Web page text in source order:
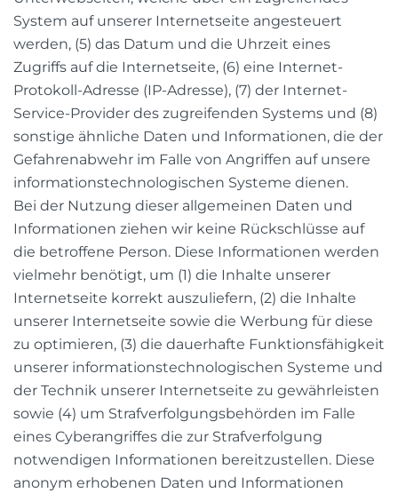
System auf unserer Internetseite angesteuert
werden, (5) das Datum und die Uhrzeit eines
Zugriffs auf die Internetseite, (6) eine Internet-
Protokoll-Adresse (IP-Adresse), (7) der Internet-
Service-Provider des zugreifenden Systems und (8)
sonstige ähnliche Daten und Informationen, die der
Gefahrenabwehr im Falle von Angriffen auf unsere
informationstechnologischen Systeme dienen.
Bei der Nutzung dieser allgemeinen Daten und
Informationen ziehen wir keine Rückschlüsse auf
die betroffene Person. Diese Informationen werden
vielmehr benötigt, um (1) die Inhalte unserer
Internetseite korrekt auszuliefern, (2) die Inhalte
unserer Internetseite sowie die Werbung für diese
zu optimieren, (3) die dauerhafte Funktionsfähigkeit
unserer informationstechnologischen Systeme und
der Technik unserer Internetseite zu gewährleisten
sowie (4) um Strafverfolgungsbehörden im Falle
eines Cyberangriffes die zur Strafverfolgung
notwendigen Informationen bereitzustellen. Diese
anonym erhobenen Daten und Informationen